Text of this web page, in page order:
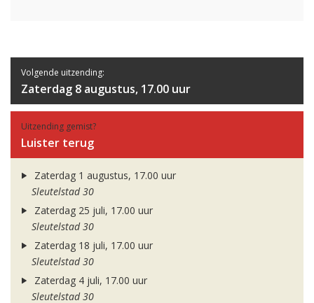
Volgende uitzending:
Zaterdag 8 augustus, 17.00 uur
Uitzending gemist?
Luister terug
Zaterdag 1 augustus, 17.00 uur
Sleutelstad 30
Zaterdag 25 juli, 17.00 uur
Sleutelstad 30
Zaterdag 18 juli, 17.00 uur
Sleutelstad 30
Zaterdag 4 juli, 17.00 uur
Sleutelstad 30